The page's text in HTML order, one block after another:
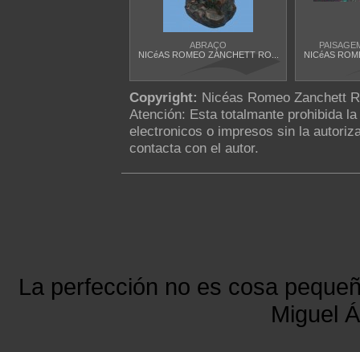
ABRAÇO
NICéAS ROMEO ZANCHETT RO...
NICéAS
Copyright: Nicéas Romeo Zanchett
Atención: Esta totalmante prohibida
electronicos o impresos sin la
contacta con el autor.
La perfección no es cosa
Miguel